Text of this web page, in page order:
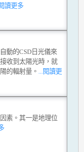
閱讀更多
動的CSD日光儀來
收到太陽光時，就
的輻射量。 ...閱讀更
素。其一是地理位